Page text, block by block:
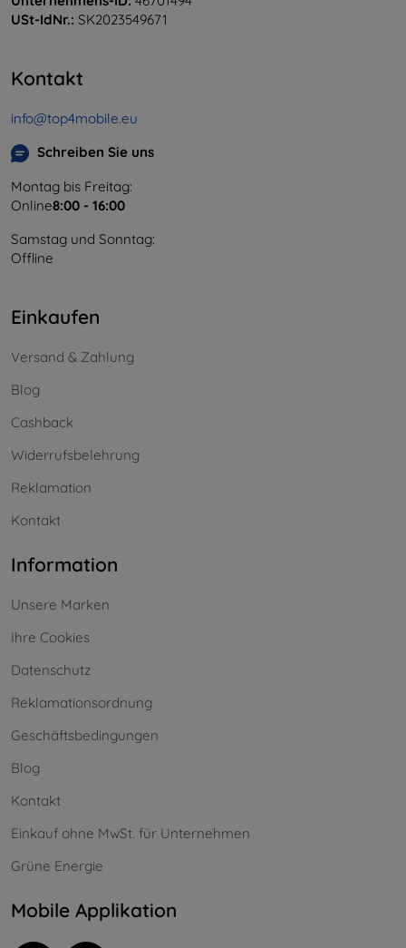
USt-IdNr.: SK2023549671
Kontakt
info@top4mobile.eu
Schreiben Sie uns
Montag bis Freitag:
Online8:00 - 16:00
Samstag und Sonntag:
Offline
Einkaufen
Versand & Zahlung
Blog
Cashback
Widerrufsbelehrung
Reklamation
Kontakt
Information
Unsere Marken
Ihre Cookies
Datenschutz
Reklamationsordnung
Geschäftsbedingungen
Blog
Kontakt
Einkauf ohne MwSt. für Unternehmen
Grüne Energie
Mobile Applikation